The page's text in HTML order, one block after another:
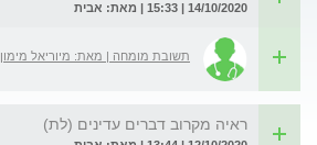
14/10/2020 | 15:33 | מאת: אבית
תשובת מומחה | מאת: מיוריאל מימון
ראיה מקרוב דברים עדינים (לת)